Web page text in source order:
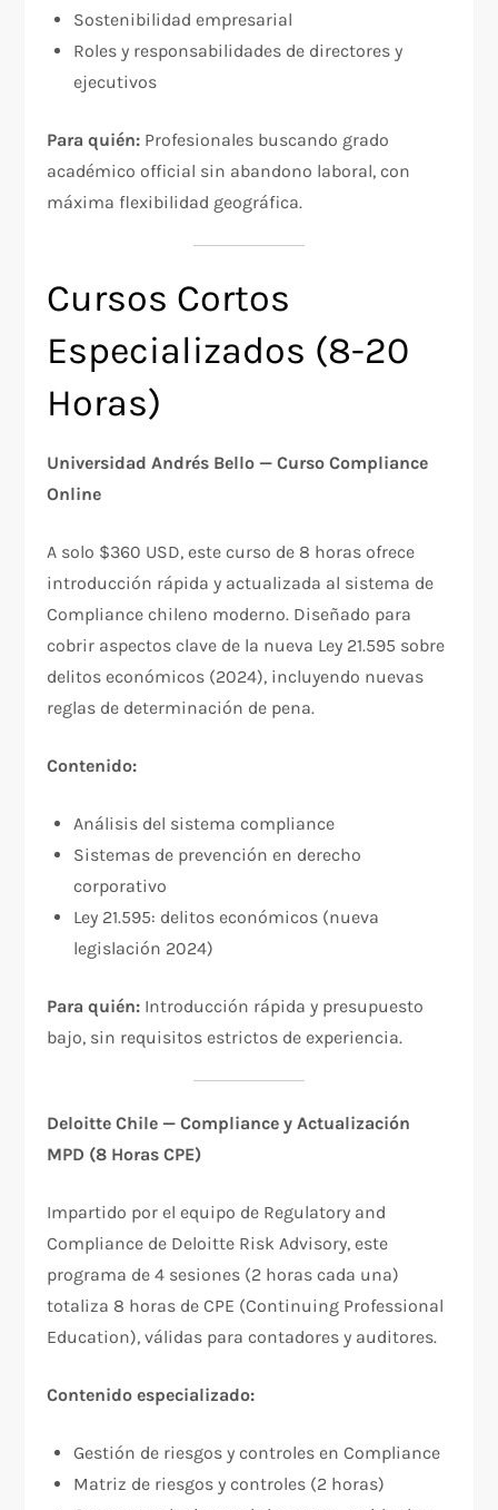
Sostenibilidad empresarial
Roles y responsabilidades de directores y
ejecutivos​
Para quién: Profesionales buscando grado
académico official sin abandono laboral, con
máxima flexibilidad geográfica.​
Cursos Cortos
Especializados (8-20
Horas)
Universidad Andrés Bello — Curso Compliance
Online
A solo $360 USD, este curso de 8 horas ofrece
introducción rápida y actualizada al sistema de
Compliance chileno moderno. Diseñado para
cobrir aspectos clave de la nueva Ley 21.595 sobre
delitos económicos (2024), incluyendo nuevas
reglas de determinación de pena.​
Contenido:
Análisis del sistema compliance
Sistemas de prevención en derecho
corporativo
Ley 21.595: delitos económicos (nueva
legislación 2024)​
Para quién: Introducción rápida y presupuesto
bajo, sin requisitos estrictos de experiencia.​
Deloitte Chile — Compliance y Actualización
MPD (8 Horas CPE)
Impartido por el equipo de Regulatory and
Compliance de Deloitte Risk Advisory, este
programa de 4 sesiones (2 horas cada una)
totaliza 8 horas de CPE (Continuing Professional
Education), válidas para contadores y auditores.​
Contenido especializado:
Gestión de riesgos y controles en Compliance
Matriz de riesgos y controles (2 horas)